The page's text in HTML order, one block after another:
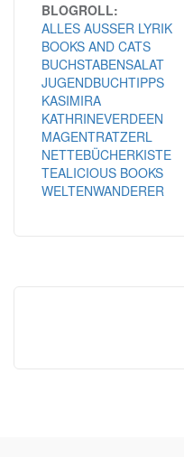
BLOGROLL:
ALLES AUSSER LYRIK
BOOKS AND CATS
BUCHSTABENSALAT
JUGENDBUCHTIPPS
KASIMIRA
KATHRINEVERDEEN
MAGENTRATZERL
NETTEBÜCHERKISTE
TEALICIOUS BOOKS
WELTENWANDERER